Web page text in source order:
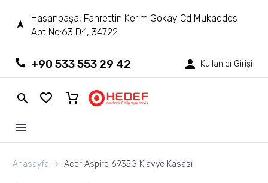
Hasanpaşa, Fahrettin Kerim Gökay Cd Mukaddes
Apt No:63 D:1, 34722
+90 533 553 29 42 Kullanıcı Girişi
Anasayfa Acer Aspire 6935G Klavye Kasası